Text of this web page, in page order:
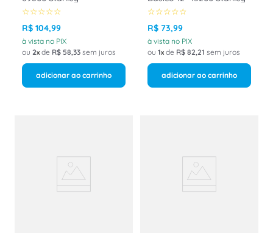
☆☆☆☆☆
R$ 104,99
à vista no PIX
ou 2 de R$ 58,33 sem juros
adicionar ao carrinho
☆☆☆☆☆
R$ 73,99
à vista no PIX
ou 1 de R$ 82,21 sem juros
adicionar ao carrinho